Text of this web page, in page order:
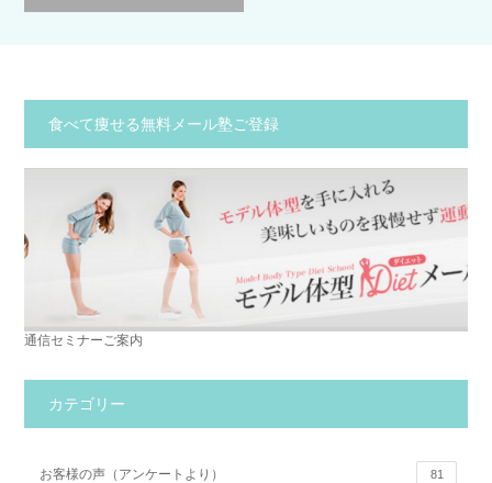
食べて痩せる無料メール塾ご登録
通信セミナーご案内
カテゴリー
お客様の声（アンケートより） 81